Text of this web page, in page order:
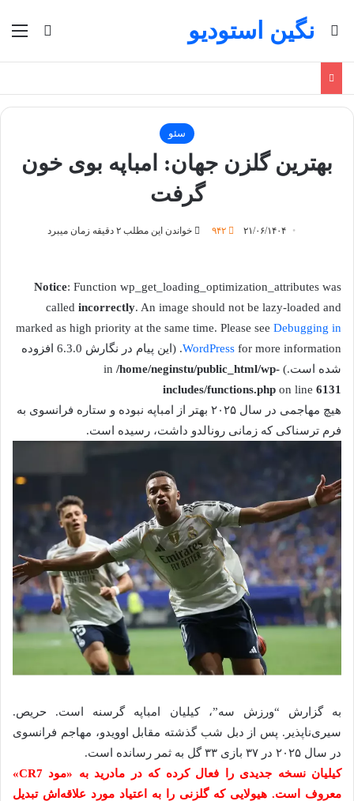
تغییر نگین استودیو
جستجو برای
سئو
بهترین گلزن جهان: امباپه بوی خون
گرفت
۲۱/۰۶/۱۴۰۴ ۹۴۲ خواندن این مطلب ۲ دقیقه زمان میبرد
Notice: Function wp_get_loading_optimization_attributes was
called incorrectly. An image should not be lazy-loaded and
marked as high priority at the same time. Please see Debugging in
WordPress
for more information. (این پیام در نگارش 6.3.0 افزوده
شده است.) in /home/neginstu/public_html/wp-
includes/functions.php on line 6131
هیچ مهاجمی در سال ۲۰۲۵ بهتر از امباپه نبوده و ستاره فرانسوی به
فرم ترسناکی که زمانی رونالدو داشت، رسیده است.
به گزارش “ورزش سه”، کیلیان امباپه گرسنه است. حریص.
سیری‌ناپذیر. پس از دبل شب گذشته مقابل اوویدو، مهاجم فرانسوی
در سال ۲۰۲۵ در ۳۷ بازی ۳۳ گل به ثمر رسانده است.
کیلیان نسخه جدیدی را فعال کرده که در مادرید به «مود CR7»
معروف است. هیولایی که گلزنی را به اعتیاد مورد علاقه‌اش تبدیل